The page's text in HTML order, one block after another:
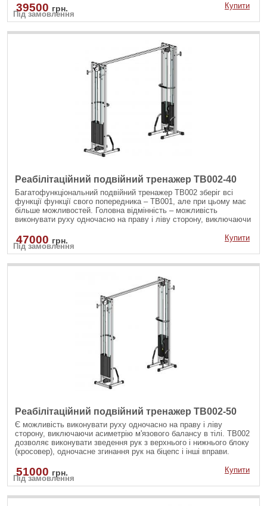
використовуватися в центрах реабілітації та кінезітерапії,
кабінетах лікувальної фізкультури, а також в домашніх умовах
для відновлення і підтримки здоров’я спини та організму в
цілому.
Під замовлення
39500 грн. Купити
Реабілітаційний подвійний тренажер TB002-40
Багатофункціональний подвійний тренажер TB002 зберіг всі
функції функції свого попередника – ТВ001, але при цьому має
більше можливостей. Головна відмінність – можливість
виконувати руху одночасно на праву і ліву сторону, виключаючи
зведення рук з верхнього і нижнього блоку (кросовер),
одночасне згинання рук на біцепс і інші вправи.
Під замовлення
47000 грн. Купити
Реабілітаційний подвійний тренажер TB002-50
Є можливість виконувати руху одночасно на праву і ліву
сторону, виключаючи асиметрію м'язового балансу в тілі. ТВ002
дозволяє виконувати зведення рук з верхнього і нижнього блоку
(кросовер), одночасне згинання рук на біцепс і інші вправи.
Під замовлення
51000 грн. Купити